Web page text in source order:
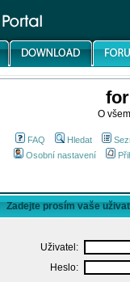
O
FAQ Hledat
Osobní nastavení
Zadejte prosím vaše
Uživatel:
Heslo: